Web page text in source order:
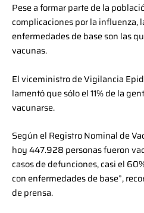
Pese a formar parte de la
complicaciones por la influenza,
enfermedades de base son las
vacunas.
El viceministro de Vigilancia
lamentó que sólo el 11% de la
vacunarse.
Según el Registro Nominal de
hoy 447.928 personas fueron
casos de defunciones, casi el
con enfermedades de base”,
de prensa.